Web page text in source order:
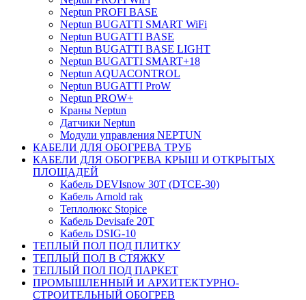
Neptun PROFI BASE
Neptun BUGATTI SMART WiFi
Neptun BUGATTI BASE
Neptun BUGATTI BASE LIGHT
Neptun BUGATTI SMART+18
Neptun AQUACONTROL
Neptun BUGATTI ProW
Neptun PROW+
Краны Neptun
Датчики Neptun
Модули управления NEPTUN
КАБЕЛИ ДЛЯ ОБОГРЕВА ТРУБ
КАБЕЛИ ДЛЯ ОБОГРЕВА КРЫШ И ОТКРЫТЫХ
ПЛОЩАДЕЙ
Кабель DEVIsnow 30Т (DTCE-30)
Кабель Arnold rak
Теплолюкс Stopice
Кабель Devisafe 20T
Кабель DSIG-10
ТЕПЛЫЙ ПОЛ ПОД ПЛИТКУ
ТЕПЛЫЙ ПОЛ В СТЯЖКУ
ТЕПЛЫЙ ПОЛ ПОД ПАРКЕТ
ПРОМЫШЛЕННЫЙ И АРХИТЕКТУРНО-
СТРОИТЕЛЬНЫЙ ОБОГРЕВ